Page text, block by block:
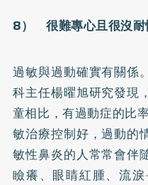
8） 很難專心且很沒耐
過敏與過動確實有關係
科主任楊曜旭研究發現
童相比，有過動症的比
敏治療控制好，過動的
敏性鼻炎的人常常會伴
瞼癢、眼睛紅腫、流